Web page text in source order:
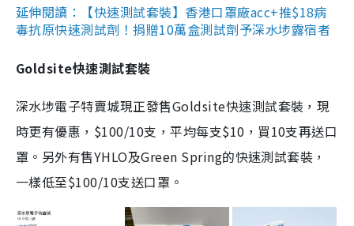
延伸閱讀：【快速測試套裝】香港口罩廠acc+推$18病
毒抗原快速測試劑！捐贈10萬盒測試劑予深水埗露宿者
Goldsite快速測試套裝
深水埗電子特賣城現正發售Goldsite快速測試套裝，現
時更有優惠，$100/10支，平均每支$10，買10支再送口
罩。另外有售YHLO及Green Spring的快速測試套裝，
一樣低至$100/10支送口罩。